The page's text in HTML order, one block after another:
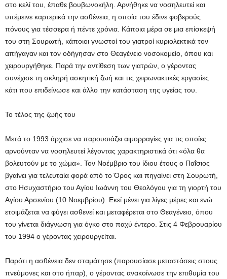
στο κελί του, έπαθε βουβωνοκήλη. Αρνήθηκε να νοσηλευτεί και
υπέμεινε καρτερικά την ασθένεια, η οποία του έδινε φοβερούς
πόνους για τέσσερα ή πέντε χρόνια. Κάποια μέρα σε μια επίσκεψή
του στη Σουρωτή, κάποιοι γνωστοί του γιατροί κυριολεκτικά τον
απήγαγαν και τον οδήγησαν στο Θεαγένειο νοσοκομείο, όπου και
χειρουργήθηκε. Παρά την αντίθεση των γιατρών, ο γέροντας
συνέχισε τη σκληρή ασκητική ζωή και τις χειρωνακτικές εργασίες
κάτι που επιδείνωσε και άλλο την κατάσταση της υγείας του.
Το τέλος της ζωής του
Μετά το 1993 άρχισε να παρουσιάζει αιμορραγίες για τις οποίες
αρνούνταν να νοσηλευτεί λέγοντας χαρακτηριστικά ότι «όλα θα
βολευτούν με το χώμα». Τον Νοέμβριο του ίδιου έτους ο Παΐσιος
βγαίνει για τελευταία φορά από το Όρος και πηγαίνει στη Σουρωτή,
στο Ησυχαστήριο του Αγίου Ιωάννη του Θεολόγου για τη γιορτή του
Αγίου Αρσενίου (10 Νοεμβρίου). Εκεί μένει για λίγες μέρες και ενώ
ετοιμάζεται να φύγει ασθενεί και μεταφέρεται στο Θεαγένειο, όπου
του γίνεται διάγνωση για όγκο στο παχύ έντερο. Στις 4 Φεβρουαρίου
του 1994 ο γέροντας χειρουργείται.
Παρότι η ασθένεια δεν σταμάτησε (παρουσίασε μεταστάσεις στους
πνεύμονες και στο ήπαρ), ο γέροντας ανακοίνωσε την επιθυμία του